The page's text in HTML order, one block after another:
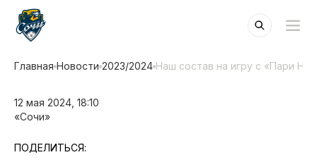
Главная Новости 2023/2024 Наш состав на игру с «Пари НН»
12 мая 2024, 18:10
«Сочи»
ПОДЕЛИТЬСЯ: